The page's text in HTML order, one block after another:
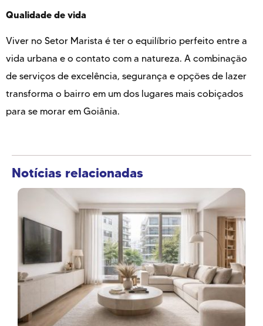
Qualidade de vida
Viver no Setor Marista é ter o equilíbrio perfeito entre a
vida urbana e o contato com a natureza. A combinação
de serviços de excelência, segurança e opções de lazer
transforma o bairro em um dos lugares mais cobiçados
para se morar em Goiânia.
Notícias relacionadas